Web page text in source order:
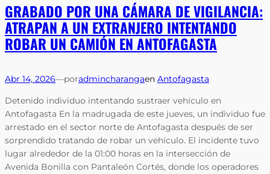
GRABADO POR UNA CÁMARA DE VIGILANCIA:
ATRAPAN A UN EXTRANJERO INTENTANDO
ROBAR UN CAMIÓN EN ANTOFAGASTA
Abr 14, 2026—poradmincharangaen Antofagasta
Detenido individuo intentando sustraer vehículo en
Antofagasta En la madrugada de este jueves, un individuo fue
arrestado en el sector norte de Antofagasta después de ser
sorprendido tratando de robar un vehículo. El incidente tuvo
lugar alrededor de la 01:00 horas en la intersección de
Avenida Bonilla con Pantaleón Cortés, donde los operadores